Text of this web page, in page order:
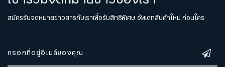
สมัครรับจดหมายข่าวสารกับเราเพื่อรับสิทธิพิเศษ อัพเดทสินค้าใหม่ ก่อนใคร